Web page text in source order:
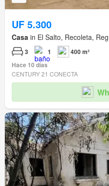
UF 5.300
Casa in El Salto, Recoleta,
3 1
400 m²
Hace 10 días
CENTURY 21 CONECTA